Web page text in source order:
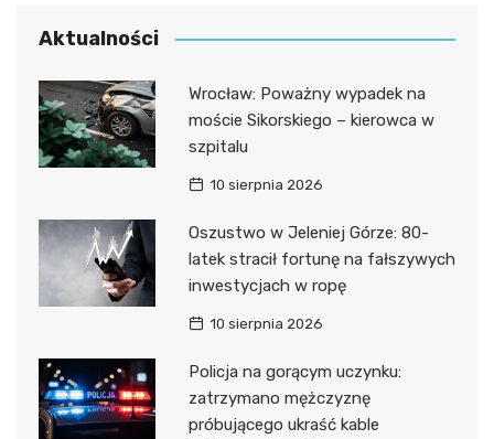
Aktualności
Wrocław: Poważny wypadek na
moście Sikorskiego – kierowca w
szpitalu
10 sierpnia 2026
Oszustwo w Jeleniej Górze: 80-
latek stracił fortunę na fałszywych
inwestycjach w ropę
10 sierpnia 2026
Policja na gorącym uczynku:
zatrzymano mężczyznę
próbującego ukraść kable